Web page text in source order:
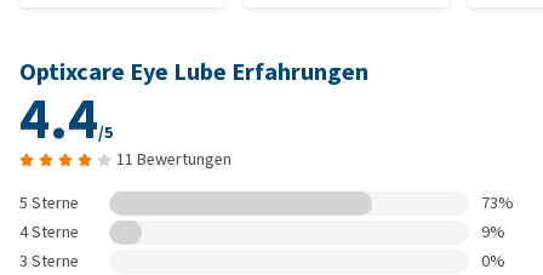
Optixcare Eye Lube Erfahrungen
4.4/5
11 Bewertungen
5 Sterne
73%
4 Sterne
9%
3 Sterne
0%